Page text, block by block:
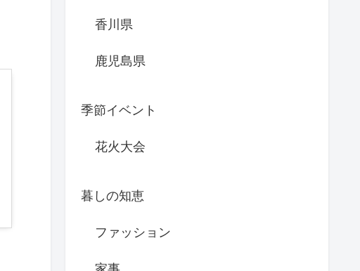
香川県
鹿児島県
季節イベント
花火大会
暮しの知恵
ファッション